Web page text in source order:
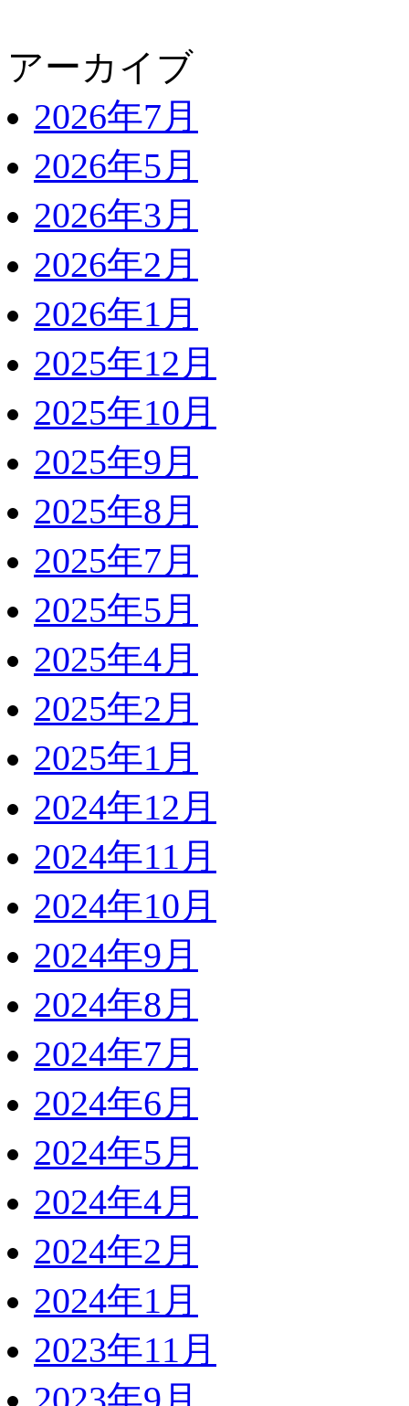
アーカイブ
2026年7月
2026年5月
2026年3月
2026年2月
2026年1月
2025年12月
2025年10月
2025年9月
2025年8月
2025年7月
2025年5月
2025年4月
2025年2月
2025年1月
2024年12月
2024年11月
2024年10月
2024年9月
2024年8月
2024年7月
2024年6月
2024年5月
2024年4月
2024年2月
2024年1月
2023年11月